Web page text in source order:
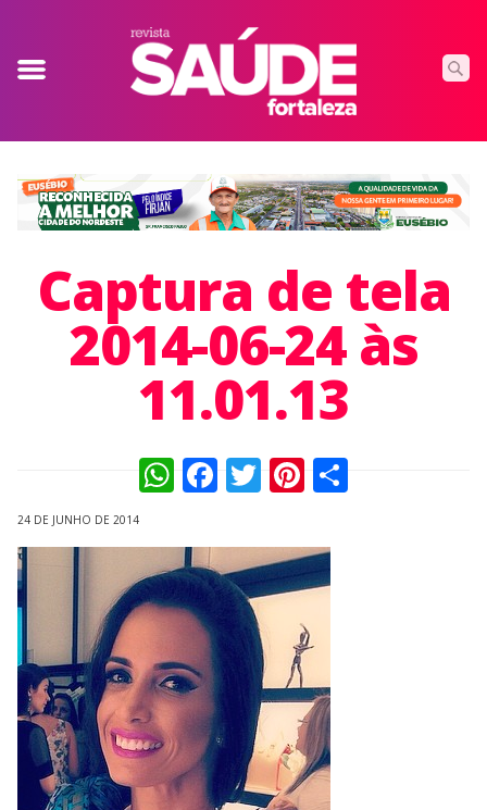
Captura de tela
2014-06-24 às
11.01.13
WhatsApp
Facebook
TwitterPinterest
24 DE JUNHO DE 2014